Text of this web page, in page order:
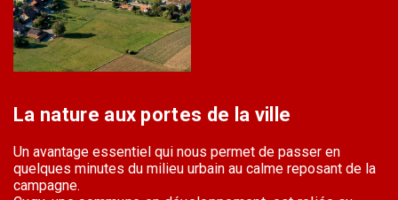
La nature aux portes de la ville
Un avantage essentiel qui nous permet de passer en
quelques minutes du milieu urbain au calme reposant de la
campagne.